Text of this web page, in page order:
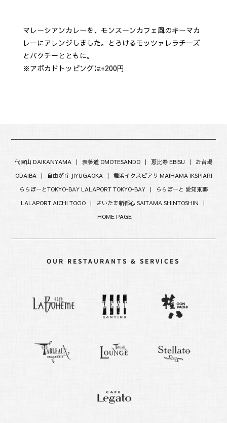
マレーシアンカレーを、モンスーンカフェ風のキーマカ
レーにアレンジしました。とろけるモッツァレラチーズ
とパクチーとともに。
※アボカドトッピングは+200円
代官山 DAIKANYAMA | 表参道 OMOTESANDO | 恵比寿 EBISU | お台場
ODAIBA| 自由が丘 JIYUGAOKA | 舞浜イクスピアリ MAIHAMA IKSPIARI
ららぽーとTOKYO-BAY LALAPORT TOKYO-BAY |
ららぽーと 愛知東郷
LALAPORT AICHI TOGO |
さいたま新都心 SAITAMA SHINTOSHIN |
HOME PAGE
OUR RESTAURANTS & SERVICES